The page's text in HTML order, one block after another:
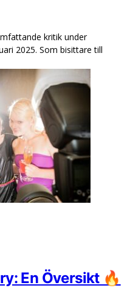
kritik under
2025. Som bisittare till
En Översikt 🔥